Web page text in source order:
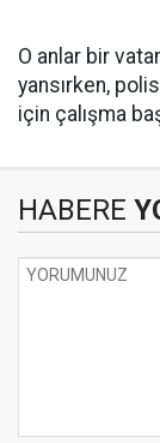
O anlar bir
yansırken,
için çalışma
HABERE